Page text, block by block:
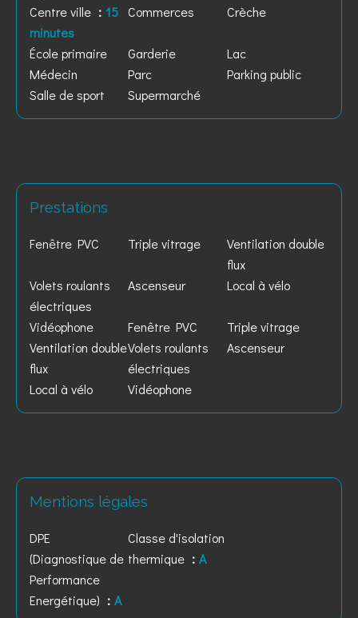
Centre ville
15
minutes
Commerces Crèche
École primaire Garderie
Lac
Médecin
Parc
Parking public
Salle de sport
Supermarché
Prestations
Fenêtre PVC Triple vitrage
Ventilation double
flux
Volets roulants
électriques
Ascenseur Local à vélo
Vidéophone Fenêtre PVC
Triple vitrage
Ventilation double
flux
Volets roulants
électriques
Ascenseur
Local à vélo Vidéophone
Mentions légales
DPE
(Diagnostique de
Performance
Energétique)
A
Classe d'isolation
thermique
A